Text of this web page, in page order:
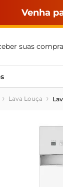
Venha
suas
Lava Louça